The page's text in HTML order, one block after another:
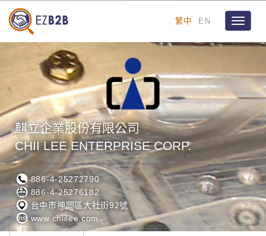
繁中 EN
Toggle
麒立企業股份有限公司
CHII LEE ENTERPRISE CORP.
886-4-25272790
886-4-25276182
台中市神岡區大社街92號
www.chiilee.com